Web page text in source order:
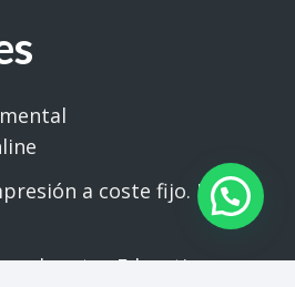
a coste fijo. Print
el sector Educativo.